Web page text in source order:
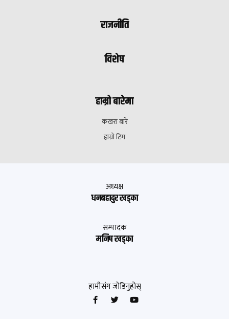
राजनीति
विशेष
हाम्रो बारेमा
कखरा बारे
हाम्रो टिम
अध्यक्ष
धनबहादुर खड्का
सम्पादक
मनिष खड्का
हामीसंग जोडिनुहोस्